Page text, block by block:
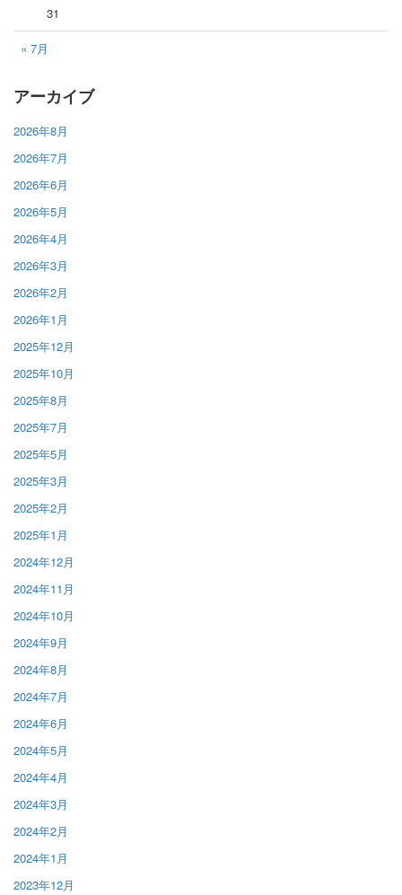
« 7月
31
アーカイブ
2026年8月
2026年7月
2026年6月
2026年5月
2026年4月
2026年3月
2026年2月
2026年1月
2025年12月
2025年10月
2025年8月
2025年7月
2025年5月
2025年3月
2025年2月
2025年1月
2024年12月
2024年11月
2024年10月
2024年9月
2024年8月
2024年7月
2024年6月
2024年5月
2024年4月
2024年3月
2024年2月
2024年1月
2023年12月